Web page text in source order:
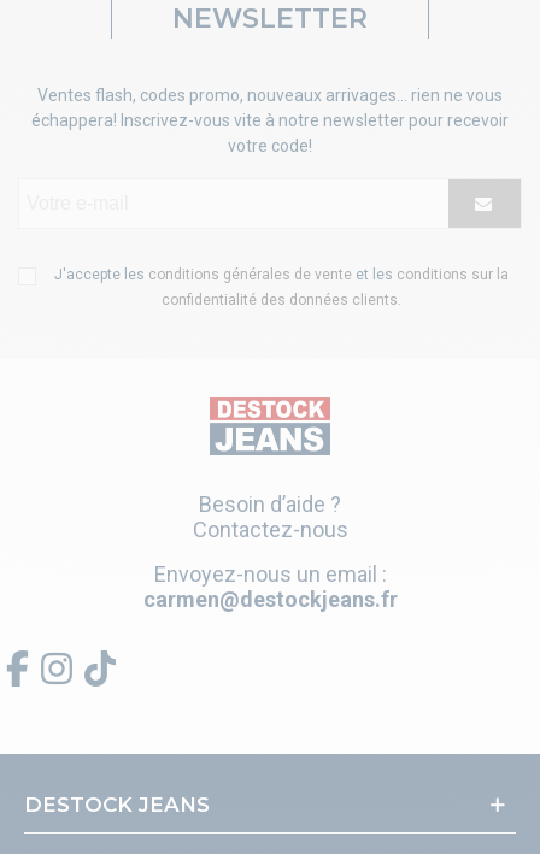
NEWSLETTER
Ventes flash, codes promo, nouveaux arrivages... rien ne vous
échappera! Inscrivez-vous vite à notre newsletter pour recevoir
votre code!
J'accepte les conditions générales de vente et les conditions sur la
confidentialité des données clients
Besoin d’aide ?
Contactez-nous
Envoyez-nous un email :
carmen@destockjeans.fr
DESTOCK JEANS